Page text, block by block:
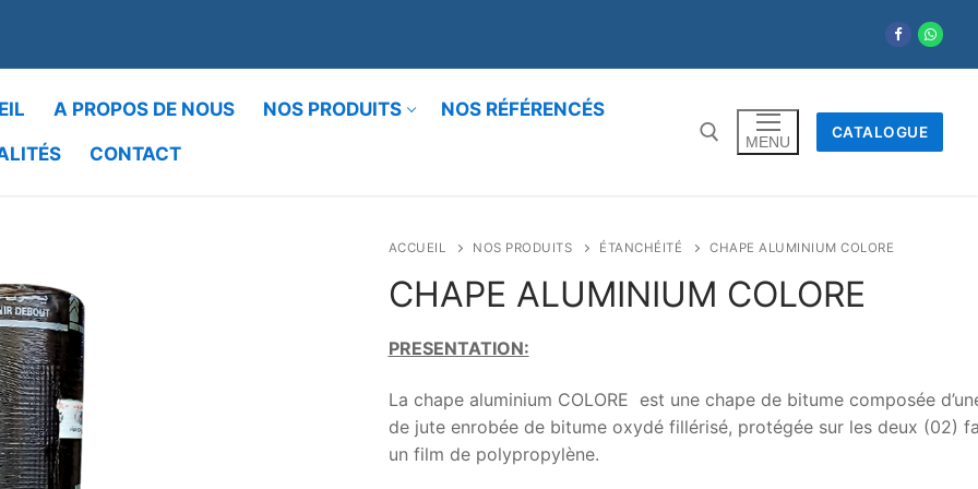
A PROPOS DE NOUS NOS PRODUITS NOS RÉFÉRENCÉS
CONTACT
MENU
CATALOGUE
ACCUEIL NOS PRODUITS ÉTANCHÉITÉ CHAPE ALUMINIUM COLORE
CHAPE ALUMINIUM COLORE
PRESENTATION:
La chape aluminium COLORE est une chape de bitume composée
de jute enrobée de bitume oxydé fillérisé, protégée sur les deux (02)
un film de polypropylène.